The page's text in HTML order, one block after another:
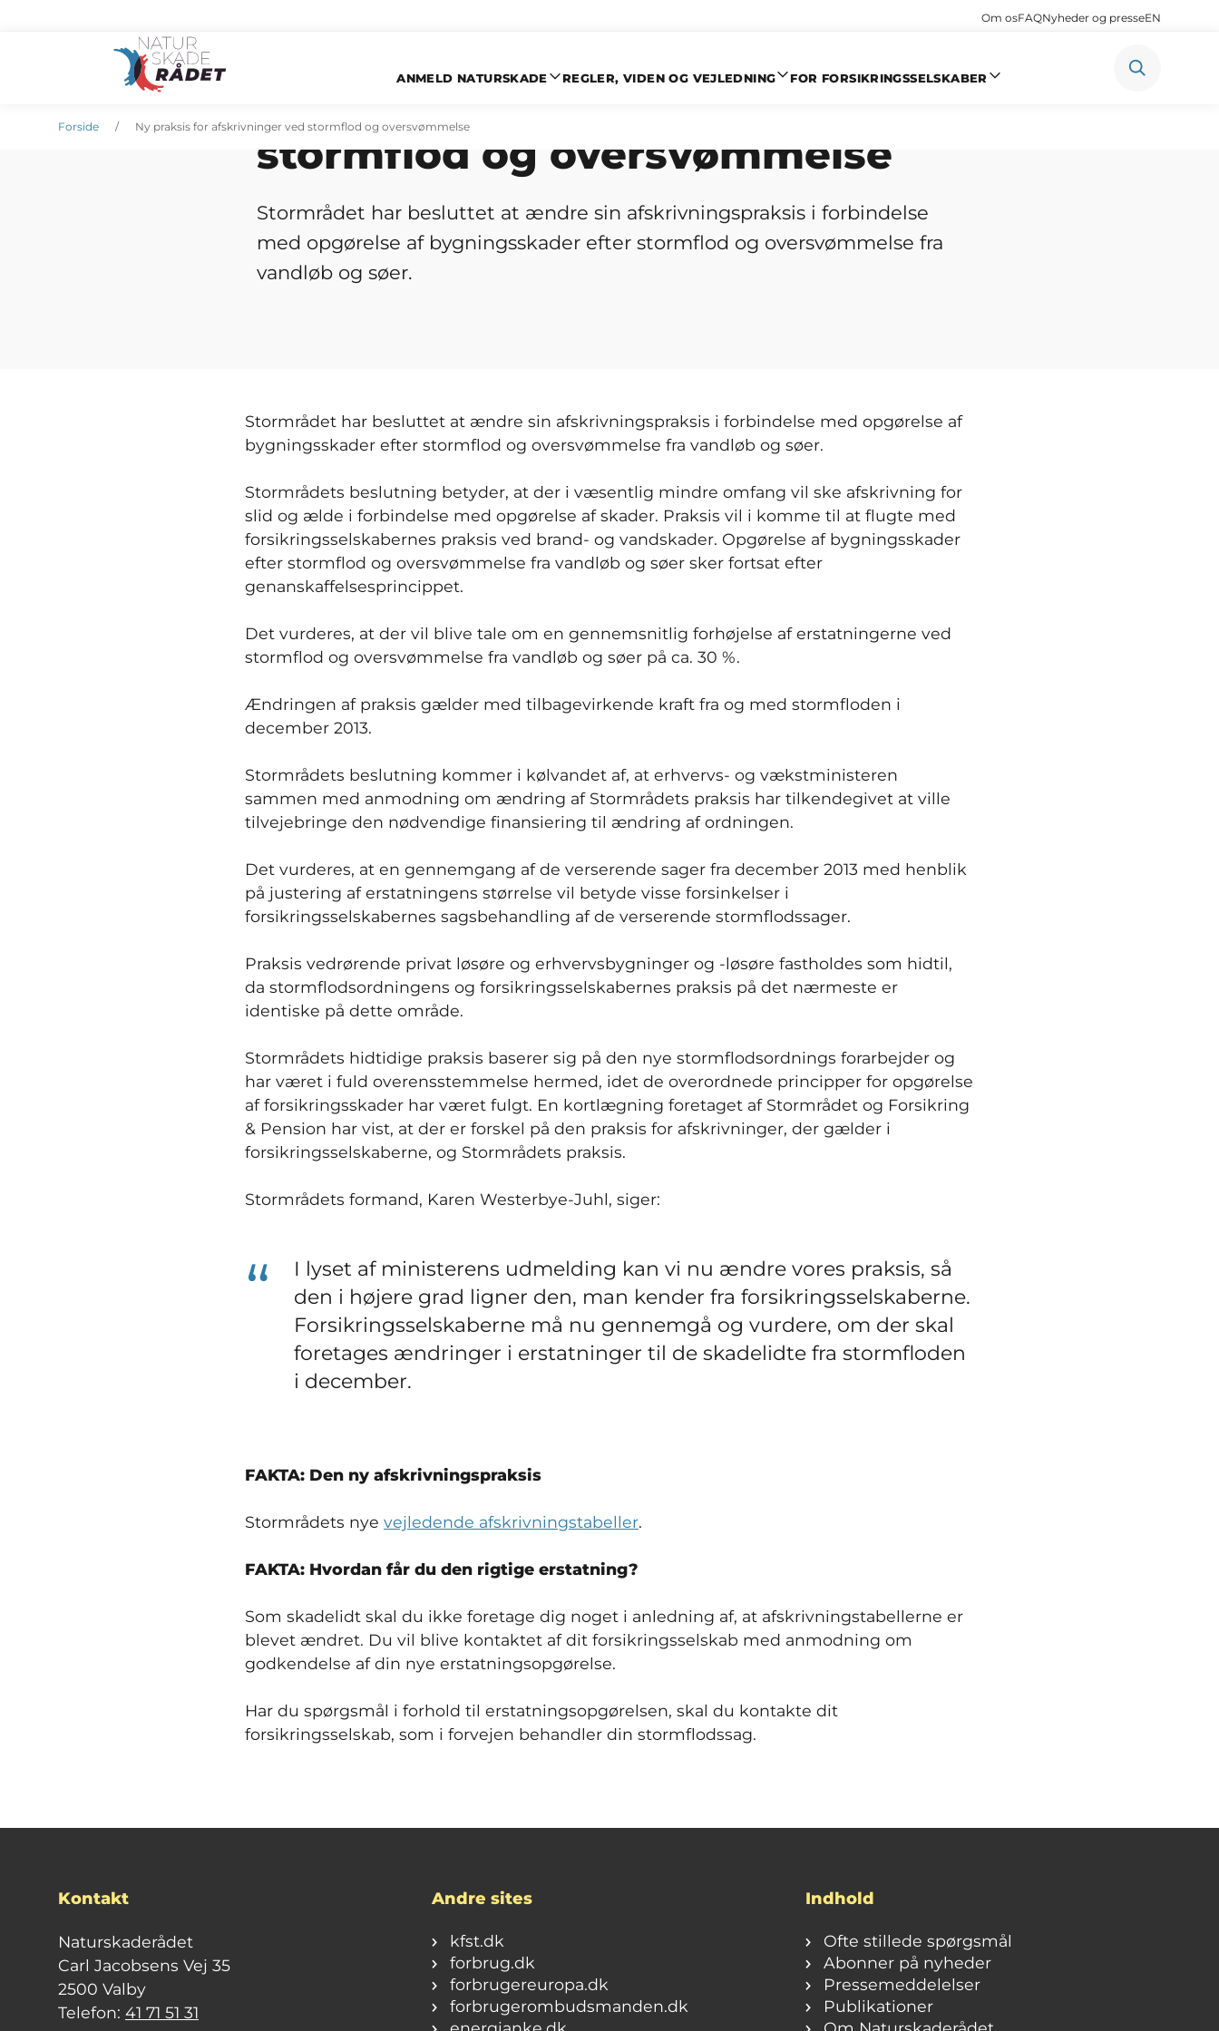
Om osFAQNyheder og presseEN
ANMELD NATURSKADE REGLER, VIDEN OG VEJLEDNING FOR FORSIKRINGSSELSKABER
Forside Ny praksis for afskrivninger ved stormflod og oversvømmelse
Øvrige nyheder
Ny praksis for afskrivninger ved
stormflod og oversvømmelse
Stormrådet har besluttet at ændre sin afskrivningspraksis i forbindelse
med opgørelse af bygningsskader efter stormflod og oversvømmelse fra
vandløb og søer.
Stormrådet har besluttet at ændre sin afskrivningspraksis i forbindelse med opgørelse af
bygningsskader efter stormflod og oversvømmelse fra vandløb og søer.
Stormrådets beslutning betyder, at der i væsentlig mindre omfang vil ske afskrivning for
slid og ælde i forbindelse med opgørelse af skader. Praksis vil i komme til at flugte med
forsikringsselskabernes praksis ved brand- og vandskader. Opgørelse af bygningsskader
efter stormflod og oversvømmelse fra vandløb og søer sker fortsat efter
genanskaffelsesprincippet.
Det vurderes, at der vil blive tale om en gennemsnitlig forhøjelse af erstatningerne ved
stormflod og oversvømmelse fra vandløb og søer på ca. 30 %.
Ændringen af praksis gælder med tilbagevirkende kraft fra og med stormfloden i
december 2013.
Stormrådets beslutning kommer i kølvandet af, at erhvervs- og vækstministeren
sammen med anmodning om ændring af Stormrådets praksis har tilkendegivet at ville
tilvejebringe den nødvendige finansiering til ændring af ordningen.
Det vurderes, at en gennemgang af de verserende sager fra december 2013 med henblik
på justering af erstatningens størrelse vil betyde visse forsinkelser i
forsikringsselskabernes sagsbehandling af de verserende stormflodssager.
Praksis vedrørende privat løsøre og erhvervsbygninger og -løsøre fastholdes som hidtil,
da stormflodsordningens og forsikringsselskabernes praksis på det nærmeste er
identiske på dette område.
Stormrådets hidtidige praksis baserer sig på den nye stormflodsordnings forarbejder og
har været i fuld overensstemmelse hermed, idet de overordnede principper for opgørelse
af forsikringsskader har været fulgt. En kortlægning foretaget af Stormrådet og Forsikring
& Pension har vist, at der er forskel på den praksis for afskrivninger, der gælder i
forsikringsselskaberne, og Stormrådets praksis.
Stormrådets formand, Karen Westerbye-Juhl, siger:
I lyset af ministerens udmelding kan vi nu ændre vores praksis, så
den i højere grad ligner den, man kender fra forsikringsselskaberne.
Forsikringsselskaberne må nu gennemgå og vurdere, om der skal
foretages ændringer i erstatninger til de skadelidte fra stormfloden
i december.
FAKTA: Den ny afskrivningspraksis
Stormrådets nye vejledende afskrivningstabeller.
FAKTA: Hvordan får du den rigtige erstatning?
Som skadelidt skal du ikke foretage dig noget i anledning af, at afskrivningstabellerne er
blevet ændret. Du vil blive kontaktet af dit forsikringsselskab med anmodning om
godkendelse af din nye erstatningsopgørelse.
Har du spørgsmål i forhold til erstatningsopgørelsen, skal du kontakte dit
forsikringsselskab, som i forvejen behandler din stormflodssag.
Kontakt
Naturskaderådet
Carl Jacobsens Vej 35
2500 Valby
Telefon: 41 71 51 31
Andre sites
kfst.dk
forbrug.dk
forbrugereuropa.dk
forbrugerombudsmanden.dk
Indhold
Ofte stillede spørgsmål
Abonner på nyheder
Pressemeddelelser
Publikationer